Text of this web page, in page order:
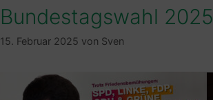
Bundestagswahl 2025
15. Februar 2025 von Sven